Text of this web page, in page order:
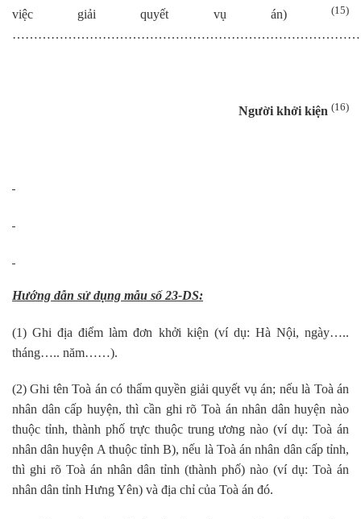
việc giải quyết vụ án) (15)
Người khởi kiện (16)
Hướng dẫn sử dụng mẫu số 23-DS:
(1) Ghi địa điểm làm đơn khởi kiện (ví dụ: Hà Nội, ngày…..
tháng….. năm……).
(2) Ghi tên Toà án có thẩm quyền giải quyết vụ án; nếu là Toà án
nhân dân cấp huyện, thì cần ghi rõ Toà án nhân dân huyện nào
thuộc tỉnh, thành phố trực thuộc trung ương nào (ví dụ: Toà án
nhân dân huyện A thuộc tỉnh B), nếu là Toà án nhân dân cấp tỉnh,
thì ghi rõ Toà án nhân dân tỉnh (thành phố) nào (ví dụ: Toà án
nhân dân tỉnh Hưng Yên) và địa chỉ của Toà án đó.